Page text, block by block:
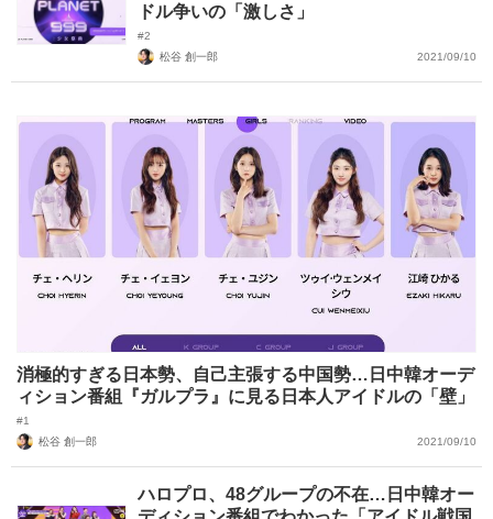
ドル争いの「激しさ」
#2
松谷 創一郎
2021/09/10
消極的すぎる日本勢、自己主張する中国勢…日中韓オーデ
ィション番組『ガルプラ』に見る日本人アイドルの「壁」
#1
松谷 創一郎
2021/09/10
ハロプロ、48グループの不在…日中韓オー